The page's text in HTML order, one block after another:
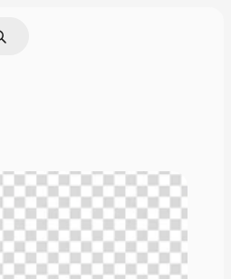
por imagen